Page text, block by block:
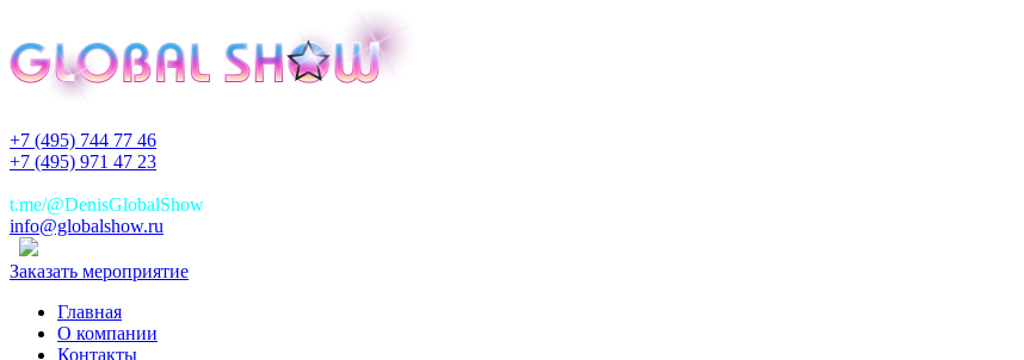
+7 (495) 744 77 46
+7 (495) 971 47 23
t.me/@DenisGlobalShow
info@globalshow.ru
Заказать мероприятие
Главная
О компании
Контакты